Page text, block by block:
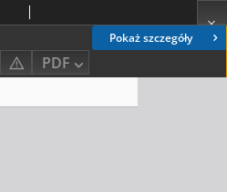
Pokaż szczegóły
PDF